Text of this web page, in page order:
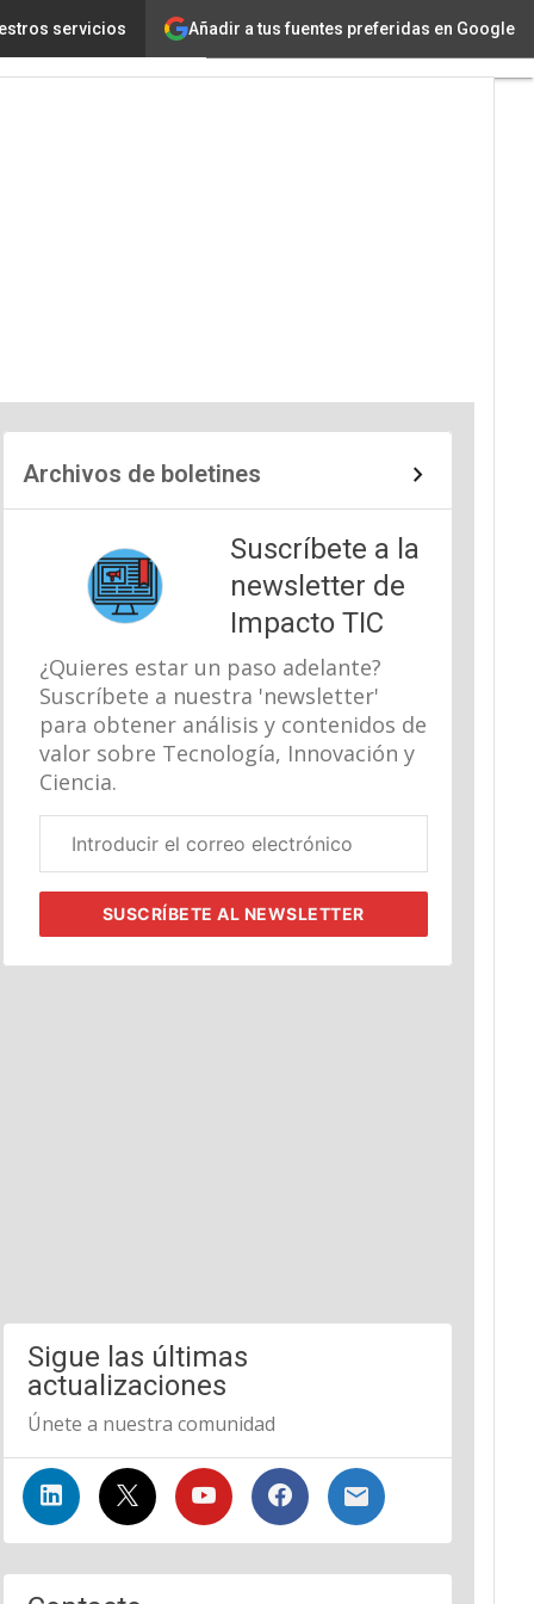
Añadir a tus fuentes preferidas en Google
servicios
Archivos de boletines
Suscríbete a la
newsletter de
Impacto TIC
¿Quieres estar un paso adelante?
Suscríbete a nuestra 'newsletter'
para obtener análisis y contenidos de
valor sobre Tecnología, Innovación y
Ciencia.
electrónico
SUSCRÍBETEAL NEWSLETTER
Sigue las últimas
actualizaciones
Únete a nuestra comunidad